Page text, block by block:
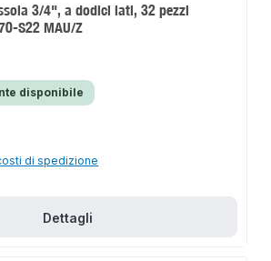
3/4", a dodici lati, 32 pezzi
S22 MAU/Z
disponibile
di spedizione
Dettagli